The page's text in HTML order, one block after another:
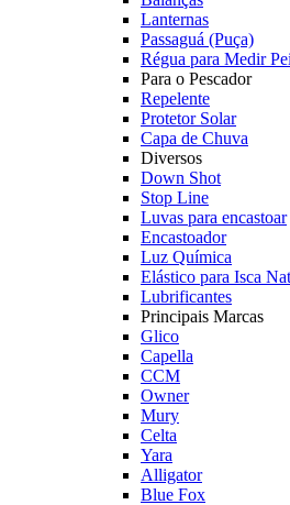
Lanternas
Passaguá (Puça)
Régua para Medir
Para o Pescador
Repelente
Protetor Solar
Capa de Chuva
Diversos
Down Shot
Stop Line
Luvas para encastoar
Encastoador
Luz Química
Elástico para Isca
Lubrificantes
Principais Marcas
Glico
Capella
CCM
Owner
Mury
Celta
Yara
Alligator
Blue Fox